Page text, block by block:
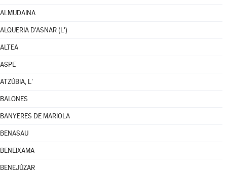
ALMUDAINA
ALQUERIA D'ASNAR (L')
ALTEA
ASPE
ATZÚBIA, L'
BALONES
BANYERES DE MARIOLA
BENASAU
BENEIXAMA
BENEJÚZAR